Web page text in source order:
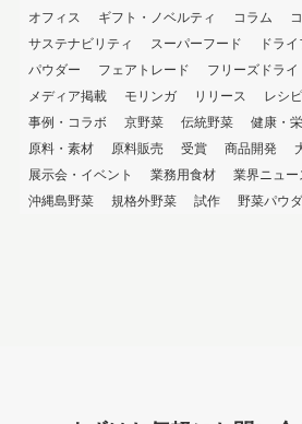
オフィス
ギフト・ノベルティ コラム
サステナビリティ
スーパーフード ドラ
パウダー
フェアトレード フリーズドライ
メディア掲載
モリンガ リリース レシ
事例・コラボ
京野菜 伝統野菜 健康・
原料・素材
原料販売 受賞 商品開発
展示会・イベント
業務用食材 業界ニュー
沖縄島野菜
規格外野菜 試作 野菜パウ